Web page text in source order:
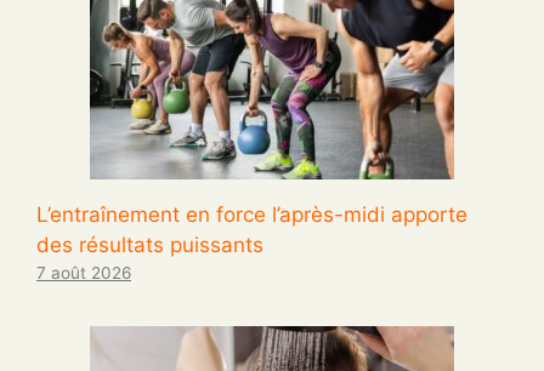
L’entraînement en force l’après-midi apporte
des résultats puissants
7 août 2026